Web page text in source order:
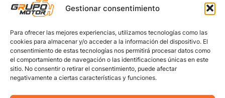
Gestionar consentimiento
Para ofrecer las mejores experiencias, utilizamos tecnologías como las
cookies para almacenar y/o acceder a la información del dispositivo. El
consentimiento de estas tecnologías nos permitirá procesar datos como
el comportamiento de navegación o las identificaciones únicas en este
sitio. No consentir o retirar el consentimiento, puede afectar
negativamente a ciertas características y funciones.
Por medio de WhatsApp
Políticas de privacidad
Política de devoluciones y/o reembolsos